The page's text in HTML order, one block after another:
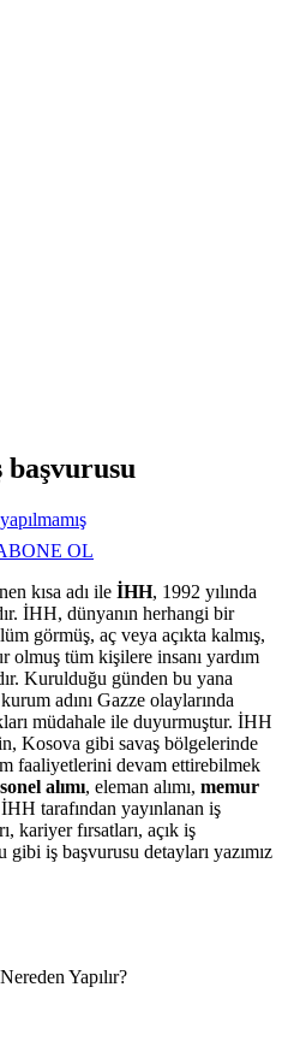
OL
kısa adı ile İHH, 1992 yılında
İHH, dünyanın herhangi bir
görmüş, aç veya açıkta kalmış,
olmuş tüm kişilere insanı yardım
Kurulduğu günden bu yana
adını Gazze olaylarında
müdahale ile duyurmuştur. İHH
Kosova gibi savaş bölgelerinde
faaliyetlerini devam ettirebilmek
alımı, eleman alımı, memur
tarafından yayınlanan iş
kariyer fırsatları, açık iş
iş başvurusu detayları yazımız
Yapılır?